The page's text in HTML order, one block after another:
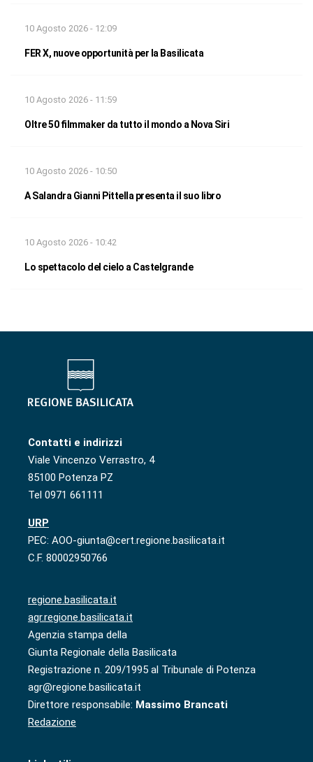
10 Agosto 2026 - 12:09
FER X, nuove opportunità per la Basilicata
10 Agosto 2026 - 11:59
Oltre 50 filmmaker da tutto il mondo a Nova Siri
10 Agosto 2026 - 10:50
A Salandra Gianni Pittella presenta il suo libro
10 Agosto 2026 - 10:42
Lo spettacolo del cielo a Castelgrande
Contatti e indirizzi
Viale Vincenzo Verrastro, 4
85100 Potenza PZ
Tel 0971 661111
URP
PEC: AOO-giunta@cert.regione.basilicata.it
C.F. 80002950766
regione.basilicata.it
agr.regione.basilicata.it
Agenzia stampa della
Giunta Regionale della Basilicata
Registrazione n. 209/1995 al Tribunale di Potenza
agr@regione.basilicata.it
Direttore responsabile: Massimo Brancati
Redazione